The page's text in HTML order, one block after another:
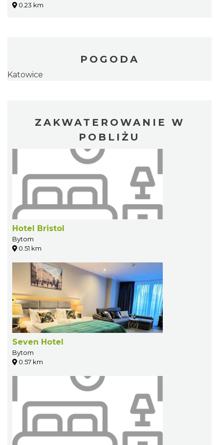
0.23 km
POGODA
Katowice
ZAKWATEROWANIE W
POBLIŻU
Hotel Bristol
Bytom
0.51 km
Seven Hotel
Bytom
0.57 km